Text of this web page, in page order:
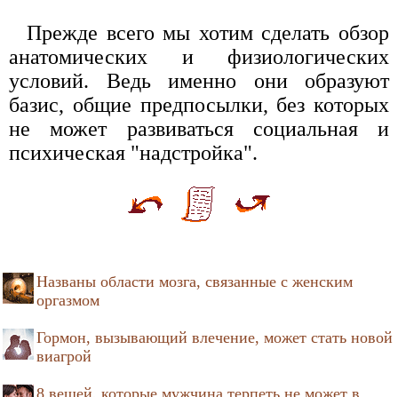
Прежде всего мы хотим сделать обзор
анатомических и физиологических
условий. Ведь именно они образуют
базис, общие предпосылки, без которых
не может развиваться социальная и
психическая "надстройка".
Названы области мозга, связанные с женским
оргазмом
Гормон, вызывающий влечение, может стать новой
виагрой
8 вещей, которые мужчина терпеть не может в